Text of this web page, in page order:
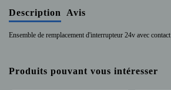
Description Avis
Ensemble de remplacement d'interrupteur 24v avec contact
Produits pouvant vous intéresser